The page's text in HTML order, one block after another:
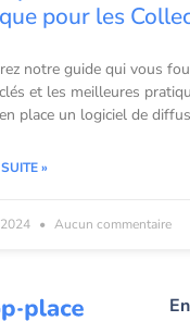
pour les
notre guide qui vous
et les meilleures
place un logiciel de
»
Aucun commentaire